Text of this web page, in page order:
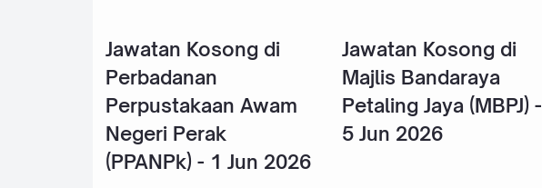
Jawatan Kosong di
Perbadanan
Perpustakaan Awam
Negeri Perak
(PPANPk) - 1 Jun 2026
Jawatan Kosong di
Majlis Bandaraya
Petaling Jaya (MBPJ) -
5 Jun 2026